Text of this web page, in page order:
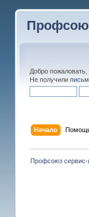
Добро пожаловать,
Не получили
Начало
Профсоюз сервис-